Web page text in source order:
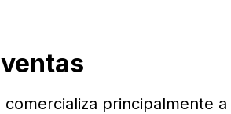
comercializa principalmente